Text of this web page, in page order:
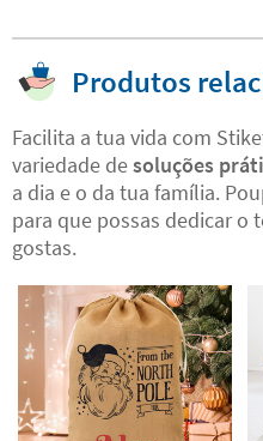
Produtos
Facilita a tua vida com
variedade desoluções
a dia e o da tua família.
para que possas dedicar o
gostas.